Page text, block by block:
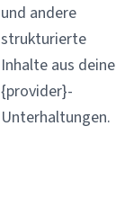
und andere
strukturierte
Inhalte aus
{provider}-
Unterhaltungen.